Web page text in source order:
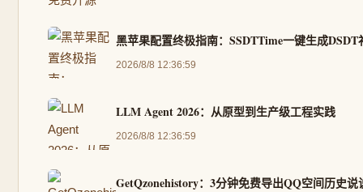
黑苹果配置终极指南：SSDTTime一键生成
2026/8/8 12:36:59
LLM Agent 2026：从原型到生产级工程实践
2026/8/8 12:36:59
GetQzonehistory：3分钟免费导出QQ空间历史